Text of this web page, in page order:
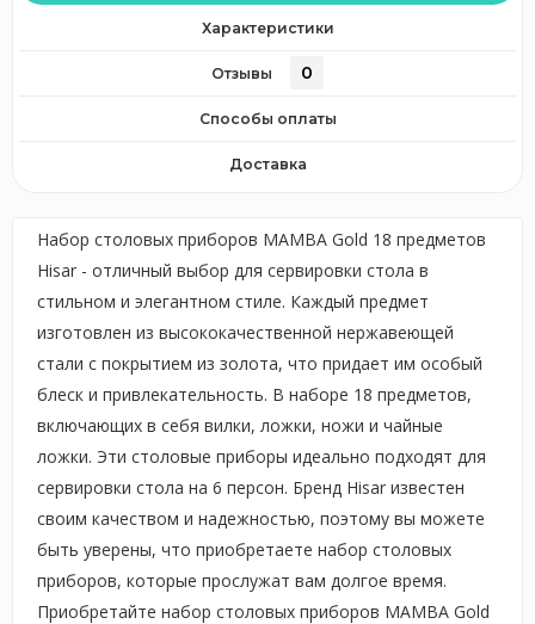
Характеристики
Отзывы 0
Способы оплаты
Доставка
Набор столовых приборов MAMBA Gold 18 предметов
Hisar - отличный выбор для сервировки стола в
стильном и элегантном стиле. Каждый предмет
изготовлен из высококачественной нержавеющей
стали с покрытием из золота, что придает им особый
блеск и привлекательность. В наборе 18 предметов,
включающих в себя вилки, ложки, ножи и чайные
ложки. Эти столовые приборы идеально подходят для
сервировки стола на 6 персон. Бренд Hisar известен
своим качеством и надежностью, поэтому вы можете
быть уверены, что приобретаете набор столовых
приборов, которые прослужат вам долгое время.
Приобретайте набор столовых приборов MAMBA Gold